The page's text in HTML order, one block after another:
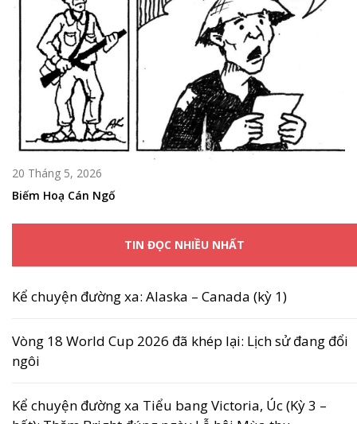
20 Tháng 5, 2026
Biếm Hoạ Cán Ngố
TIN ĐỌC NHIỀU NHẤT
Kể chuyện đường xa: Alaska – Canada (kỳ 1)
Vòng 18 World Cup 2026 đã khép lại: Lịch sử đang đổi
ngôi
Kể chuyện đường xa Tiểu bang Victoria, Úc (Kỳ 3 –